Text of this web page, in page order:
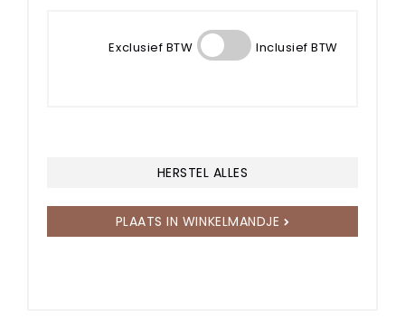
Exclusief BTW Inclusief BTW
HERSTEL ALLES
PLAATS IN WINKELMANDJE